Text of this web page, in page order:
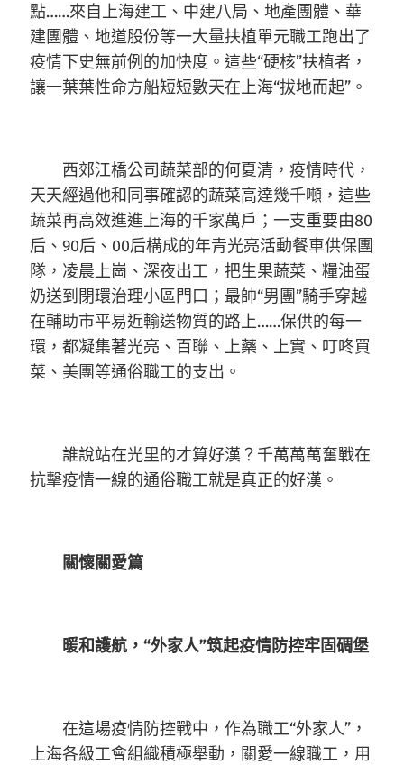
點……來自上海建工、中建八局、地產團體、華
建團體、地道股份等一大量扶植單元職工跑出了
疫情下史無前例的加快度。這些“硬核”扶植者，
讓一葉葉性命方船短短數天在上海“拔地而起”。
西郊江橋公司蔬菜部的何夏清，疫情時代，
天天經過他和同事確認的蔬菜高達幾千噸，這些
蔬菜再高效進進上海的千家萬戶；一支重要由80
后、90后、00后構成的年青光亮活動餐車供保團
隊，凌晨上崗、深夜出工，把生果蔬菜、糧油蛋
奶送到閉環治理小區門口；最帥“男團”騎手穿越
在輔助市平易近輸送物質的路上……保供的每一
環，都凝集著光亮、百聯、上藥、上實、叮咚買
菜、美團等通俗職工的支出。
誰說站在光里的才算好漢？千萬萬萬奮戰在
抗擊疫情一線的通俗職工就是真正的好漢。
關懷關愛篇
暖和護航，“外家人”筑起疫情防控牢固碉堡
在這場疫情防控戰中，作為職工“外家人”，
上海各級工會組織積極舉動，關愛一線職工，用